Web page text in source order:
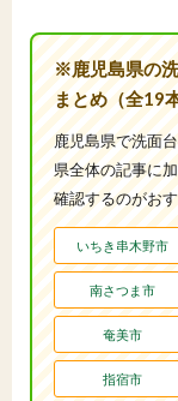
※鹿児島県の
まとめ（全19
鹿児島県で洗面
県全体の記事に
確認するのがお
いちき串木野市
南さつま市
奄美市
指宿市